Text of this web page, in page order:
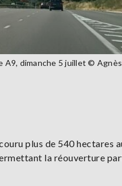
dimanche 5 juillet © Agnès
plus de 540 hectares
la réouverture